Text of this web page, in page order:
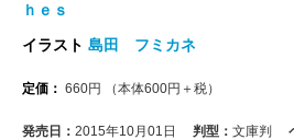
ｈｅｓ
イラスト 島田 フミカネ
定価： 660円 （本体600円＋税）
発売日： 2015年10月01日 判型： 文庫判